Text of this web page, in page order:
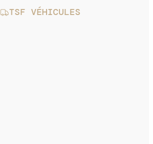
TSF VÉHICULES